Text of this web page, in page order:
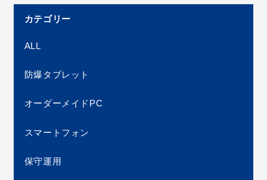
カテゴリー
ALL
防爆タブレット
オーダーメイドPC
スマートフォン
保守運用